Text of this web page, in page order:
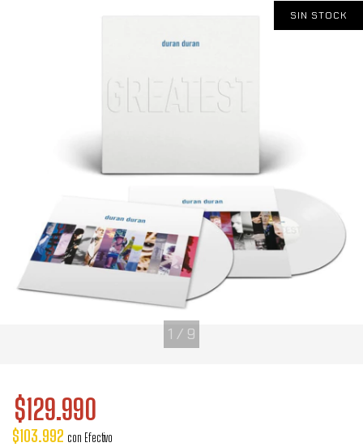
SIN STOCK
1 / 9
$129.990
$103.992 con Efectivo